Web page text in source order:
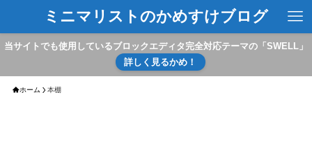
ミニマリストのかめすけブログ
当サイトでも使用しているブロックエディタ完全対応テーマの「SWELL」
詳しく見るかめ！
ホーム 本棚